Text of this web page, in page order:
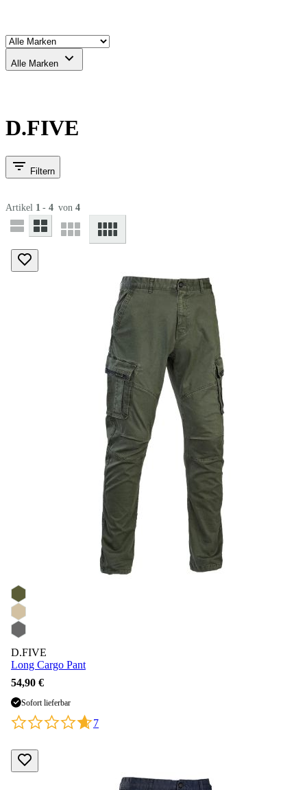
Alle Marken
D.FIVE
Filtern
Artikel 1 - 4 von 4
D.FIVE
Long Cargo Pant
54,90 €
Sofort lieferbar
7